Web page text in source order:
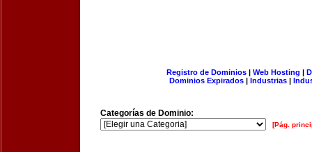
Registro de Dominios| Web Hosting |
Dominios Expirados | Industrias |
Categorías de Dominio:
[Pág.